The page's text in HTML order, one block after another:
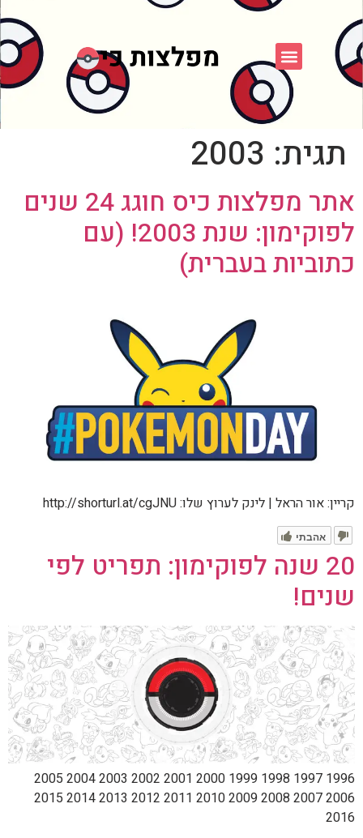
תגית: 2003
אתר מפלצות כיס חוגג 24 שנים
לפוקימון: שנת 2003! (עם
כתוביות בעברית)
קריין: אור הראל | לינק לערוץ שלו: http://shorturl.at/cgJNU
אהבתי
20 שנה לפוקימון: תפריט לפי
שנים!
1996 1997 1998 1999 2000 2001 2002 2003 2004 2005
2006 2007 2008 2009 2010 2011 2012 2013 2014 2015
2016